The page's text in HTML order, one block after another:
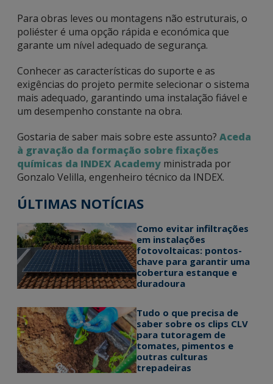
Para obras leves ou montagens não estruturais, o
poliéster é uma opção rápida e económica que
garante um nível adequado de segurança.
Conhecer as características do suporte e as
exigências do projeto permite selecionar o sistema
mais adequado, garantindo uma instalação fiável e
um desempenho constante na obra.
Gostaria de saber mais sobre este assunto? Aceda
à gravação da formação sobre fixações
químicas da INDEX Academy ministrada por
Gonzalo Velilla, engenheiro técnico da INDEX.
ÚLTIMAS NOTÍCIAS
Como evitar infiltrações
em instalações
fotovoltaicas: pontos-
chave para garantir uma
cobertura estanque e
duradoura
Tudo o que precisa de
saber sobre os clips CLV
para tutoragem de
tomates, pimentos e
outras culturas
trepadeiras